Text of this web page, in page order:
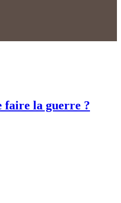
faire la guerre ?